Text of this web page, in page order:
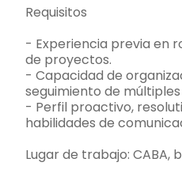
Requisitos
- Experiencia previa en
de proyectos.
- Capacidad de
seguimiento de
- Perfil proactivo,
habilidades de
Lugar de trabajo: CABA,